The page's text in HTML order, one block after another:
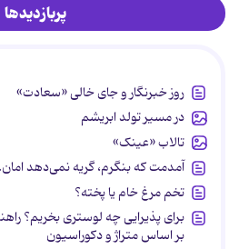
پربازدیدها
روز خبرنگار و جای خالی «سعادت»
در مسیر تولد ابریشم
تالاب «عینک»
آمدمت که بنگرم، گریه نمی‌دهد
تخم مرغ خام یا پخته؟
برای پذیرایی چه لوستری بخریم؟
بر اساس متراژ و دکوراسیون